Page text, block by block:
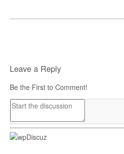
Leave a Reply
Be the First to Comment!